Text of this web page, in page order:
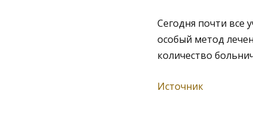
Сегодня почти все
особый метод
количество
Источник